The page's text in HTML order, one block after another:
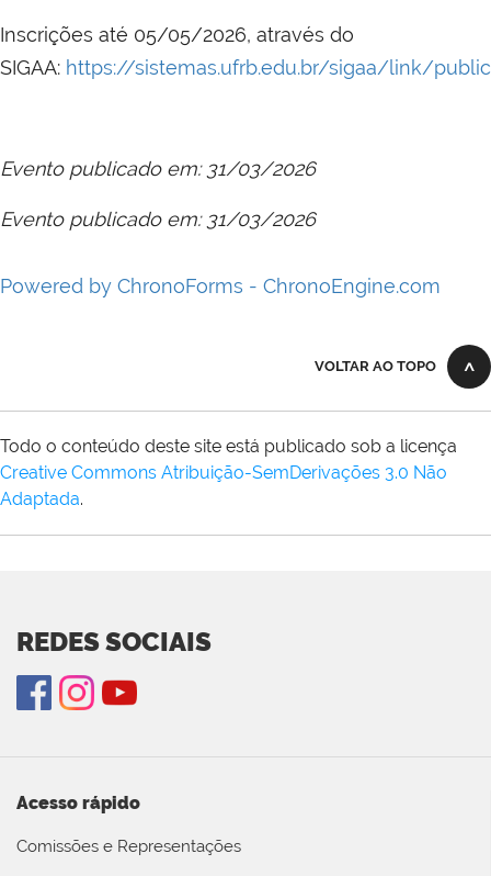
Inscrições até 05/05/2026, através do
SIGAA: https://sistemas.ufrb.edu.br/sigaa/link/
Evento publicado em: 31/03/2026
Evento publicado em: 31/03/2026
Powered by ChronoForms - ChronoEngine.com
VOLTAR AO TOPO
Todo o conteúdo deste site está publicado sob a licença
Creative Commons Atribuição-SemDerivações 3.0 Não
Adaptada.
REDES SOCIAIS
Acesso rápido
Comissões e Representações